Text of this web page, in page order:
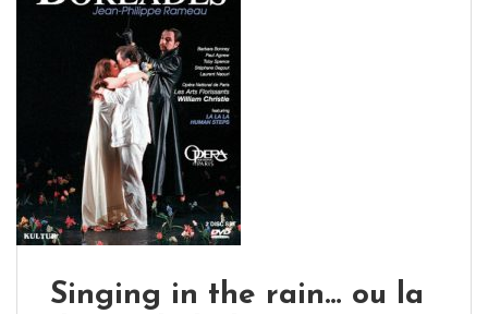
Singing in the rain… ou la